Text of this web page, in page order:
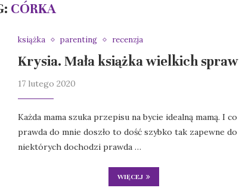
CÓRKA
książka parenting recenzja
Krysia. Mała książka wielkich spraw
17 lutego 2020
Każda mama szuka przepisu na bycie idealną mamą. I co
prawda do mnie doszło to dość szybko tak zapewne do
niektórych dochodzi prawda …
WIĘCEJ